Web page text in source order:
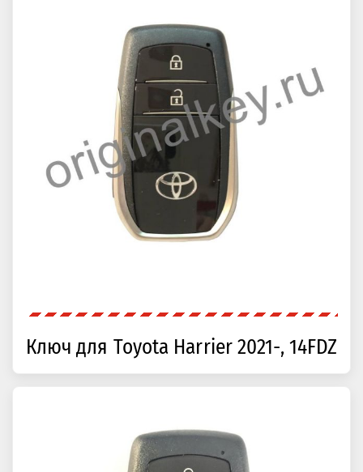
Ключ для Toyota Harrier 2021-, 14FDZ